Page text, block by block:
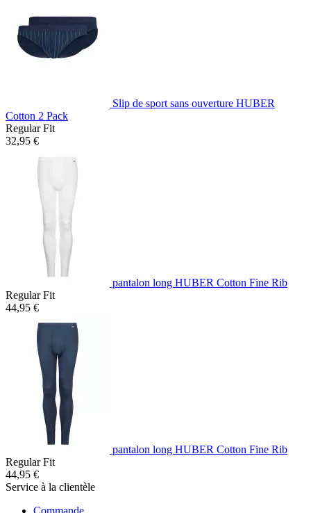
Slip de sport sans ouverture HUBER
Cotton 2 Pack
Regular Fit
32,95 €
pantalon long HUBER Cotton Fine Rib
Regular Fit
44,95 €
pantalon long HUBER Cotton Fine Rib
Regular Fit
44,95 €
Service à la clientèle
Commande